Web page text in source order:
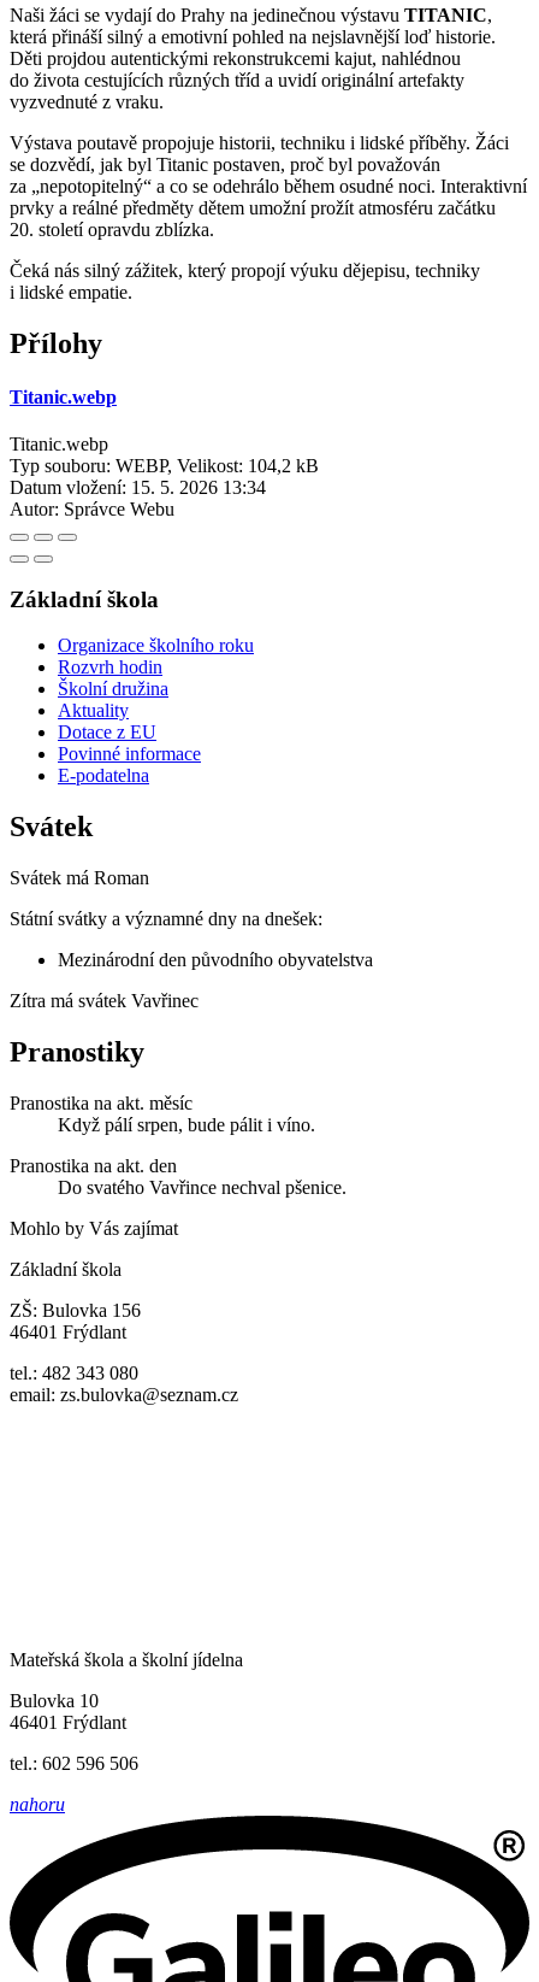
Naši žáci se vydají do Prahy na jedinečnou výstavu TITANIC,
která přináší silný a emotivní pohled na nejslavnější loď historie.
Děti projdou autentickými rekonstrukcemi kajut, nahlédnou
do života cestujících různých tříd a uvidí originální artefakty
vyzvednuté z vraku.
Výstava poutavě propojuje historii, techniku i lidské příběhy. Žáci
se dozvědí, jak byl Titanic postaven, proč byl považován
za „nepotopitelný“ a co se odehrálo během osudné noci. Interaktivní
prvky a reálné předměty dětem umožní prožít atmosféru začátku
20. století opravdu zblízka.
Čeká nás silný zážitek, který propojí výuku dějepisu, techniky
i lidské empatie.
Přílohy
Titanic.webp
Titanic.webp
Typ souboru: WEBP, Velikost: 104,2 kB
Datum vložení: 15. 5. 2026 13:34
Autor: Správce Webu
Základní škola
Organizace školního roku
Rozvrh hodin
Školní družina
Aktuality
Dotace z EU
Povinné informace
E-podatelna
Svátek
Svátek má Roman
Státní svátky a významné dny na dnešek:
Mezinárodní den původního obyvatelstva
Zítra má svátek Vavřinec
Pranostiky
Pranostika na akt. měsíc
Když pálí srpen, bude pálit i víno.
Pranostika na akt. den
Do svatého Vavřince nechval pšenice.
Mohlo by Vás zajímat
Základní škola
ZŠ: Bulovka 156
46401 Frýdlant
tel.: 482 343 080
email: zs.bulovka@seznam.cz
Mateřská škola a školní jídelna
Bulovka 10
46401 Frýdlant
tel.: 602 596 506
nahoru